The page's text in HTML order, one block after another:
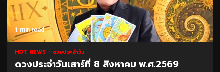
1 min read
HOT NEWS ดวงประจำวัน
ดวงประจำวันเสาร์ที่ 8 สิงหาคม พ.ศ.2569